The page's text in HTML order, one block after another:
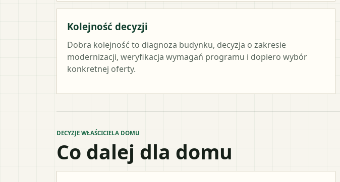
Kolejność decyzji
Dobra kolejność to diagnoza budynku, decyzja o zakresie
modernizacji, weryfikacja wymagań programu i dopiero wybór
konkretnej oferty.
DECYZJE WŁAŚCICIELA DOMU
Co dalej dla domu